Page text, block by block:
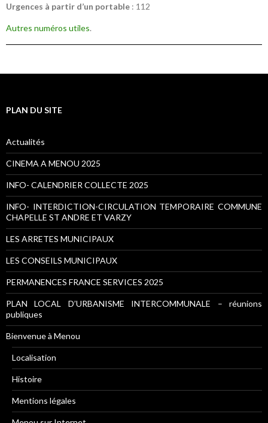
Urgences à partir d’un portable : 112
Autres numéros utiles.
PLAN DU SITE
Actualités
CINEMA A MENOU 2025
INFO- CALENDRIER COLLECTE 2025
INFO- INTERDICTION-CIRCULATION TEMPORAIRE COMMUNE
CHAPELLE ST ANDRE ET VARZY
LES ARRETES MUNICIPAUX
LES CONSEILS MUNICIPAUX
PERMANENCES FRANCE SERVICES 2025
PLAN LOCAL D’URBANISME INTERCOMMUNALE – réunions
publiques
Bienvenue à Menou
Localisation
Histoire
Mentions légales